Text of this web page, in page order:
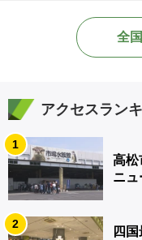
全
アクセスラン
1
高
ニ
2
四